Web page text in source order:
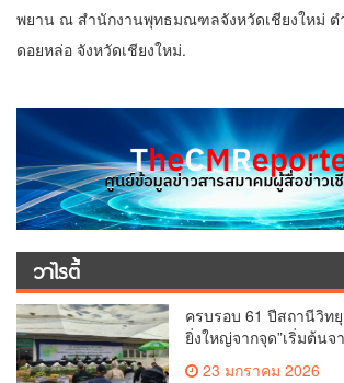
พยาน ณ สำนักงานพุทธมณฑลจังหวัดเชียงใหม่ ต
ดอยหล่อ จังหวัดเชียงใหม่.
วาไรตี้
ครบรอบ 61 ปีสถานีวิท
ยิ่งใหญ่จากจุด”เริ่มต้นจ
วันที่มี KURplus ในวันนี้”
23 มกราคม 2026